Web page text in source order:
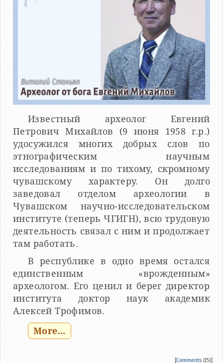
Известный археолог Евгений
Петрович Михайлов (9 июня 1958 г.р.)
удосужился многих добрых слов по
этнографическим научным
исследованиям и по тихому, скромному
чувашскому характеру. Он долго
заведовал отделом археологии в
Чувашском научно-исследовательском
институте (теперь ЧГИГН), всю трудовую
деятельность связал с ним и продолжает
там работать.
В республике в одно время остался
единственным «врожденным»
археологом. Его ценил и берег директор
института доктор наук академик
Алексей Трофимов.
More...
[Comments (15)]